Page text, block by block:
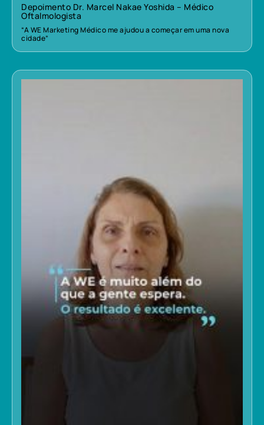
Depoimento Dr. Marcel Nakae Yoshida – Médico
Oftalmologista
“A WE Marketing Médico me ajudou a começar em uma nova
cidade”